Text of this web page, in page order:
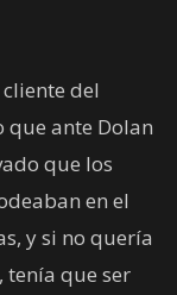
del
que ante Dolan
que los
en el
y si no quería
tenía que ser